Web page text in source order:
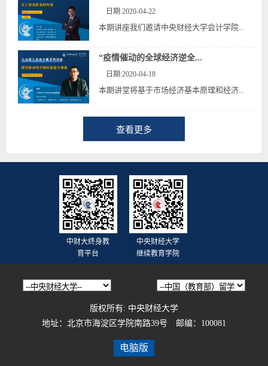
日期:2020-04-22
本期讲座我们邀请中央财经大学会计学院...
“疫情催动的全球经济逆全...
日期:2020-04-18
本期讲堂将基于市场经济基本原理和经济...
查看更多
中财大终身教
育平台
中央财经大学
继续教育学院
版权所有: 中央财经大学
地址：北京市海淀区学院南路39号 邮编：100081
电脑版